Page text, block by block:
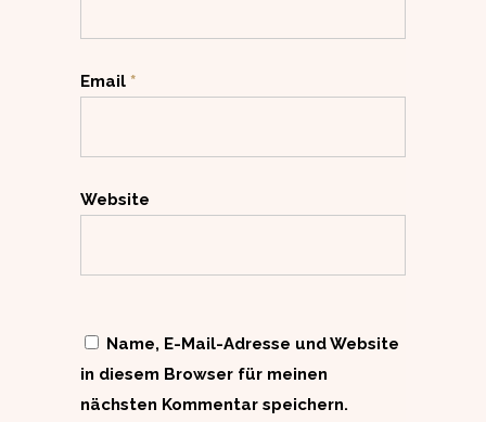
Email *
Website
Name, E-Mail-Adresse und Website
in diesem Browser für meinen
nächsten Kommentar speichern.